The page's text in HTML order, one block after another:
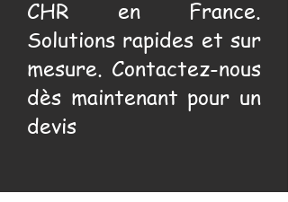
CHR en France.
Solutions rapides et sur
mesure. Contactez-nous
dès maintenant pour un
devis